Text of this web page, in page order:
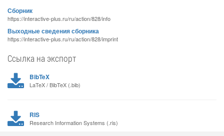
Сборник
https://interactive-plus.ru/ru/action/828/info
Выходные сведения сборника
https://interactive-plus.ru/ru/action/828/imprint
Ссылка на экспорт
BibTeX
LaTeX / BibTeX (.bib)
RIS
Research Information Systems (.ris)